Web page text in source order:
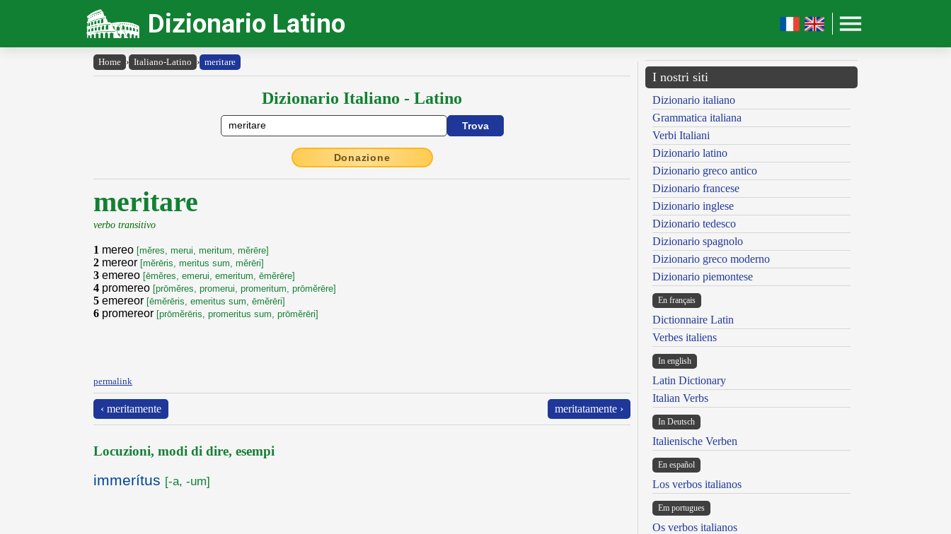
Dizionario Latino
Home › Italiano-Latino › meritare
Dizionario Italiano - Latino
Donazione
meritare
verbo transitivo
1 mereo [mĕres, merui, meritum, mĕrēre]
2 mereor [mĕrēris, meritus sum, mĕrēri]
3 emereo [ēmĕres, emerui, emeritum, ēmĕrēre]
4 promereo [prōmĕres, promerui, promeritum, prōmĕrēre]
5 emereor [ēmĕrēris, emeritus sum, ēmĕrēri]
6 promereor [prōmĕrēris, promeritus sum, prōmĕrēri]
permalink
‹ meritamente meritatamente ›
Locuzioni, modi di dire, esempi
immerítus [-a, -um]
I nostri siti
Dizionario italiano
Grammatica italiana
Verbi Italiani
Dizionario latino
Dizionario greco antico
Dizionario francese
Dizionario inglese
Dizionario tedesco
Dizionario spagnolo
Dizionario greco moderno
Dizionario piemontese
En français
Dictionnaire Latin
Verbes italiens
In english
Latin Dictionary
Italian Verbs
In Deutsch
Italienische Verben
En español
Los verbos italianos
Em portugues
Os verbos italianos